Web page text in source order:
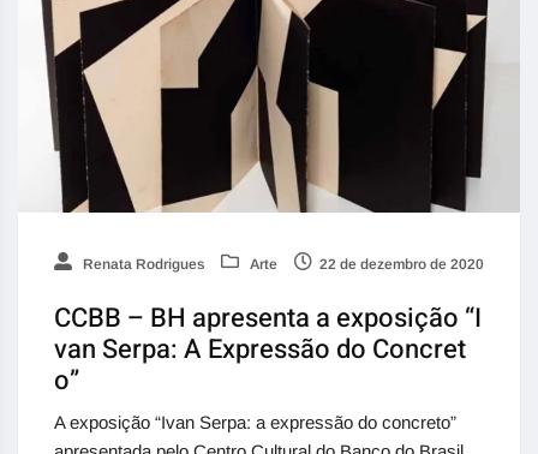
Renata Rodrigues Arte 22 de dezembro de 2020
CCBB – BH apresenta a exposição “I
van Serpa: A Expressão do Concret
o”
A exposição “Ivan Serpa: a expressão do concreto”